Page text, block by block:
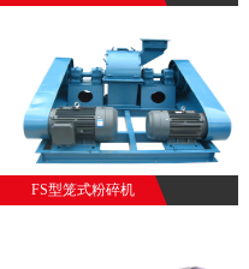
FS型笼式粉碎机